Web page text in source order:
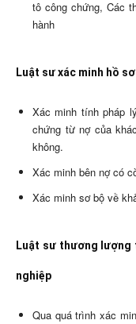
tô công chứng, Các
hành
Luật sư xác minh hồ
Xác minh tính pháp
chứng từ nợ của
không.
Xác minh bên nợ có
Xác minh sơ bộ về
Luật sư thương lượng
nghiệp
Qua quá trình xác